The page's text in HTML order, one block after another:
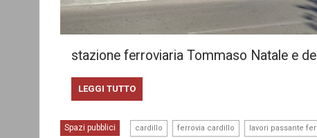
stazione ferroviaria Tommaso Natale e
LEGGI TUTTO
Spazi pubblici cardillo ferrovia cardillo lavori passante